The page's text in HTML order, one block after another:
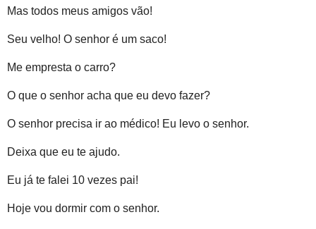
Mas todos meus amigos vão!
Seu velho! O senhor é um saco!
Me empresta o carro?
O que o senhor acha que eu devo fazer?
O senhor precisa ir ao médico! Eu levo o senhor.
Deixa que eu te ajudo.
Eu já te falei 10 vezes pai!
Hoje vou dormir com o senhor.